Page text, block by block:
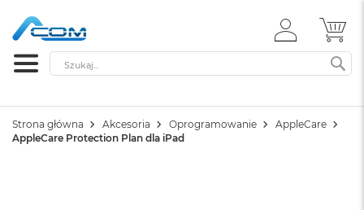
ZALOGUJ
SIĘ
Szukaj
Strona główna Akcesoria Oprogramowanie
AppleCare
AppleCare Protection Plan dla iPad